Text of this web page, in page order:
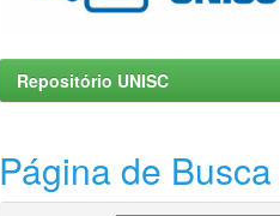
Repositório UNISC
Página de Busca